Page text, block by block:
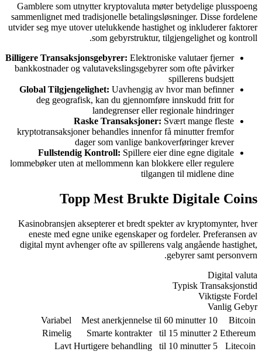
Gamblere som
sammenlignet med
utvider seg mye
Billigere
bankkostnader og
Global
deg
Fullstendig
lommebøker uten at
Kasinobransjen
eneste med
digital mynt
Variabel
Rimelig
Lavt